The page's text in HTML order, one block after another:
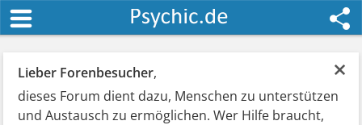
×
Lieber Forenbesucher,
dieses Forum dient dazu, Menschen zu unterstützen
und Austausch zu ermöglichen. Wer Hilfe braucht,